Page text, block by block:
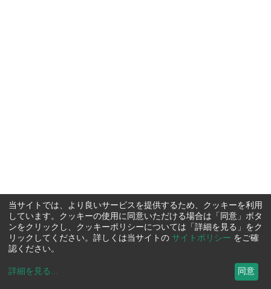
当サイトでは、より良いサービスを提供するため、クッキーを利用
しています。クッキーの使用に同意いただける場合は「同意」ボタ
ンをクリックし、クッキーポリシーについては「詳細を見る」をク
リックしてください。詳しくは当サイトの サイトポリシー をご確
認ください。
詳細を見る ... 同意